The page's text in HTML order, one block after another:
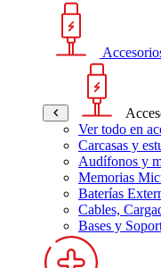
Ver todo en
Carcasas y
Audífonos y
Memorias
Baterías
Cables,
Bases y